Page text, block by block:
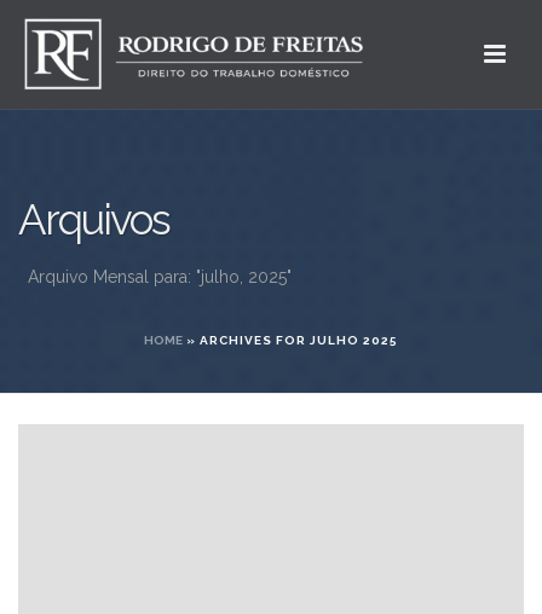
Arquivos
Arquivo Mensal para: "julho, 2025"
HOME » ARCHIVES FOR JULHO 2025